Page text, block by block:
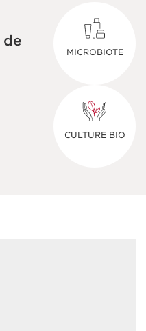
de
MICROBIOTE
CULTURE BIO